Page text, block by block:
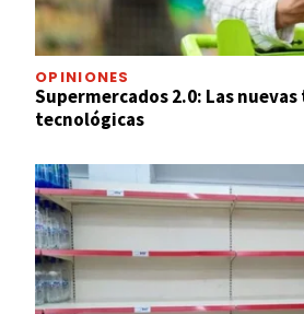
OPINIONES
Supermercados 2.0: Las
tecnológicas